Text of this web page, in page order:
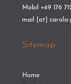
Mobil +49 176
mail [at] carola-
Sitemap
Home